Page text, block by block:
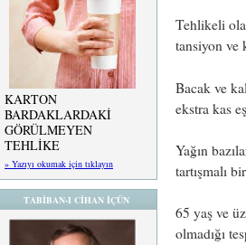
KARTON
BARDAKLARDAKİ
GÖRÜLMEYEN
TEHLİKE
» Yazıyı okumak için tıklayın
TABİBAN-I CİHAN İÇÜN
Tehlikeli
tansiyon ve
Bacak ve
ekstra kas
Yağın
tartışmalı
65 yaş ve
olmadığı